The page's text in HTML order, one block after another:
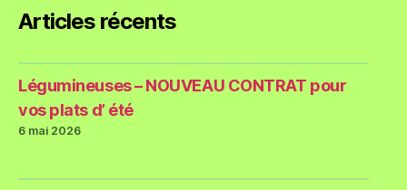
Articles récents
Légumineuses – NOUVEAU CONTRAT pour
vos plats d’ été
6 mai 2026